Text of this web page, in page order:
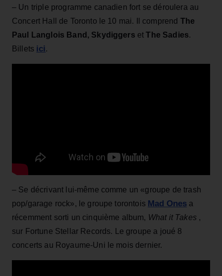
– Un triple programme canadien fort se déroulera au
Concert Hall de Toronto le 10 mai. Il comprend The
Paul Langlois Band, Skydiggers etThe Sadies.
Billets ici.
– Se décrivant lui-même comme un «groupe de trash
pop/garage rock», le groupe torontois Mad Ones a
récemment sorti un cinquième album, What it Takes ,
sur Fortune Stellar Records. Le groupe a joué 8
concerts au Royaume-Uni le mois dernier.